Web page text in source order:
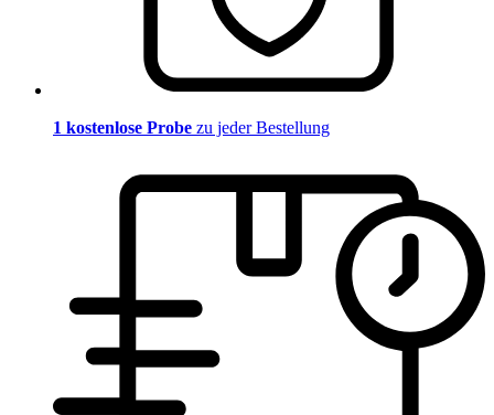
1 kostenlose Probe zu jeder Bestellung